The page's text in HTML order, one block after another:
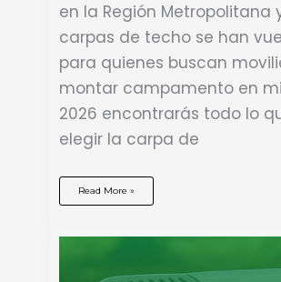
en la Región Metropolitana
carpas de techo se han
para quienes buscan
montar campamento en
2026 encontrarás todo lo
elegir la carpa de
Carpas
Techo
Guía
Read More »